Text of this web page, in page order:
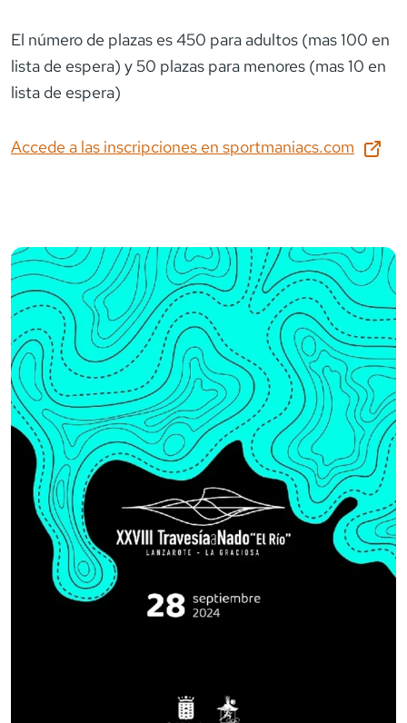
El número de plazas es 450 para adultos (mas 100 en
lista de espera) y 50 plazas para menores (mas 10 en
Accede a las inscripciones en sportmaniacs.com